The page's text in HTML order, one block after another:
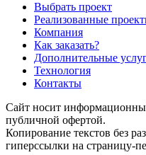
Выбрать проект
Реализованные
Компания
Как заказать?
Дополнительные
Технология
Контакты
Сайт носит
публичной офертой.
Копирование текстов без
гиперссылки на страницу-